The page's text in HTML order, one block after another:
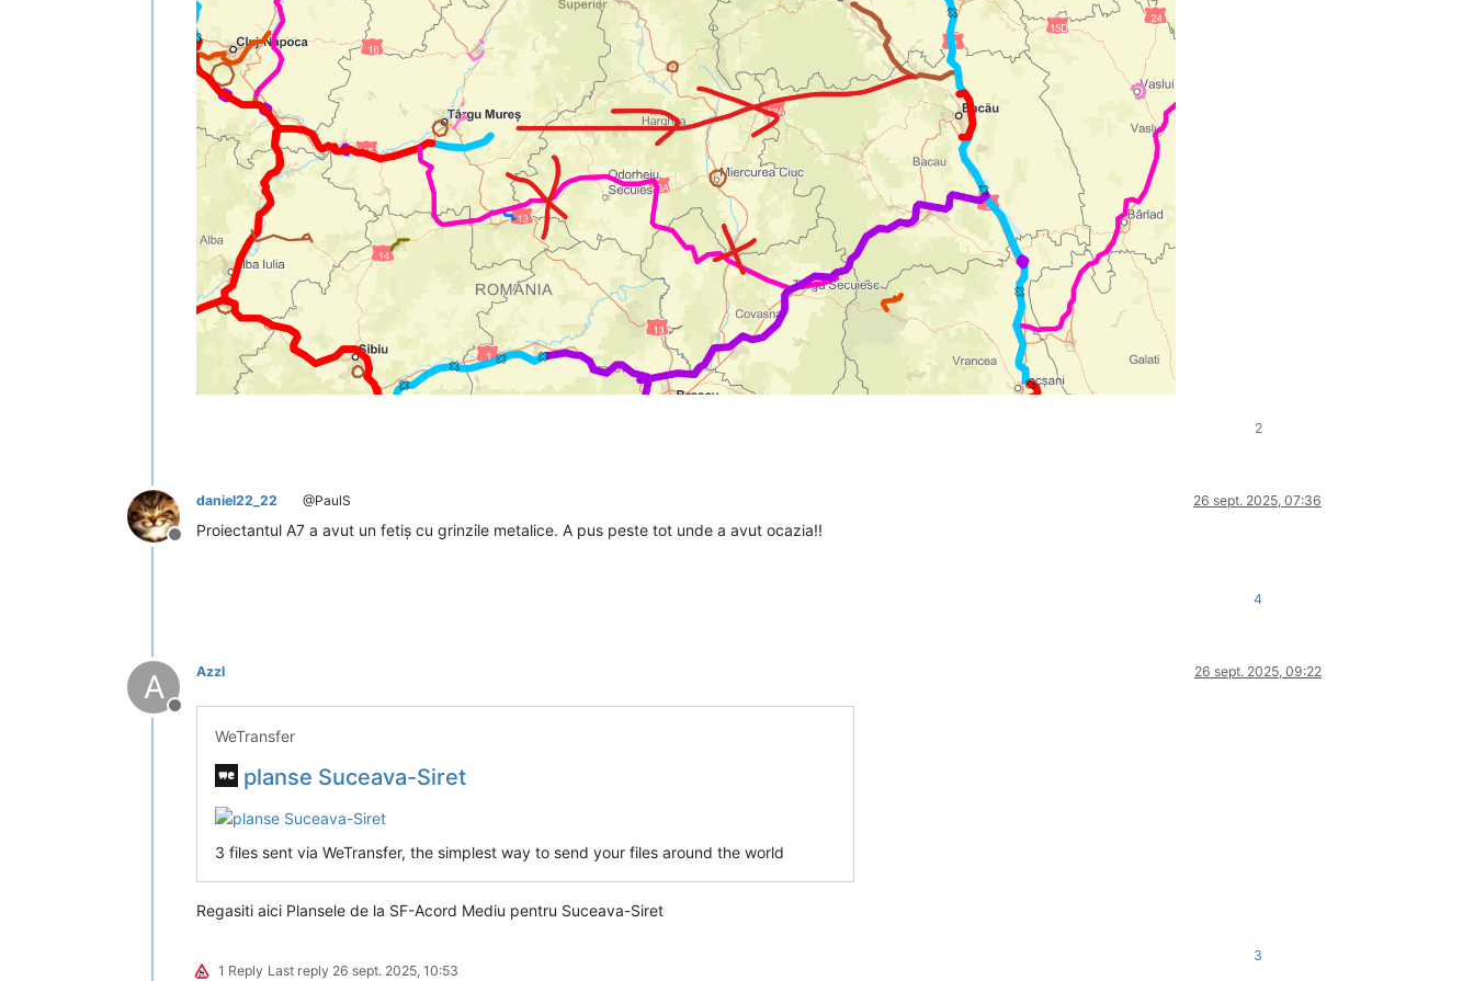
2
Deconectat
daniel22_22 @PaulS 26 sept. 2025, 07:36
Proiectantul A7 a avut un fetiș cu grinzile metalice. A pus peste tot unde a avut ocazia!!
4
A
Deconectat
Azzl 26 sept. 2025, 09:22
WeTransfer
planse Suceava-Siret
3 files sent via WeTransfer, the simplest way to send your files around the world
Regasiti aici Plansele de la SF-Acord Mediu pentru Suceava-Siret
1 Reply Last reply 26 sept. 2025, 10:53
3